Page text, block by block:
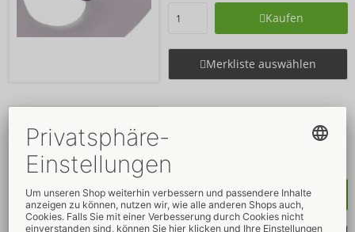
Kaufen
Merkliste auswählen
UVP:
Kaufen